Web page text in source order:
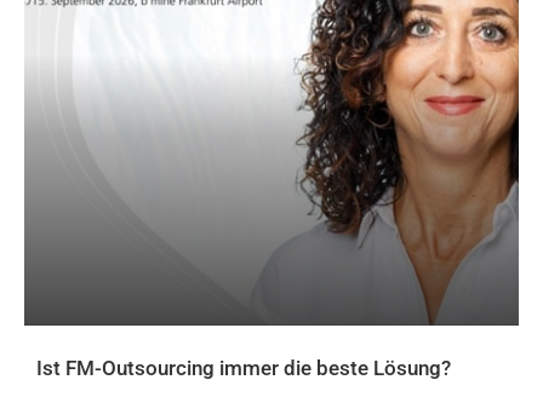
Ist FM-Outsourcing immer die beste Lösung?